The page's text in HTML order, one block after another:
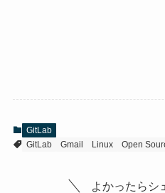
GitLab
GitLab
Gmail Linux Open
よかったらシ